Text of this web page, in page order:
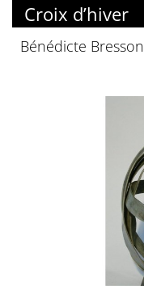
Croix d’hiver
Bénédicte Bresson